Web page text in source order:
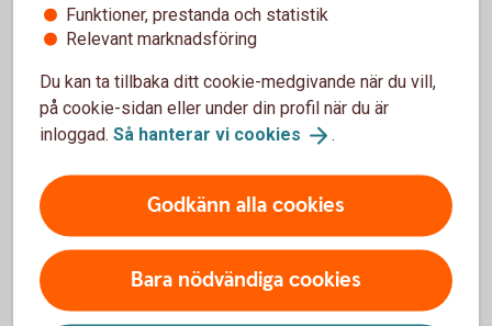
Låna till skog- och lantbruksfastighet
eller göra en om- eller tillbyggnad på din gård? Hos oss kan
du låna upp till 75 % av värdet på fastigheter, mark och
byggnader.
Skog- och
Låna till jordbruksfastighet ochskogsfastighet
Funktioner, prestanda och statistik
Relevant marknadsföring
Du kan ta tillbaka ditt cookie-medgivande när du vill,
på cookie-sidan eller under din profil när du är
inloggad. Så hanterar vi cookies .
Godkänn alla cookies
Bara nödvändiga cookies